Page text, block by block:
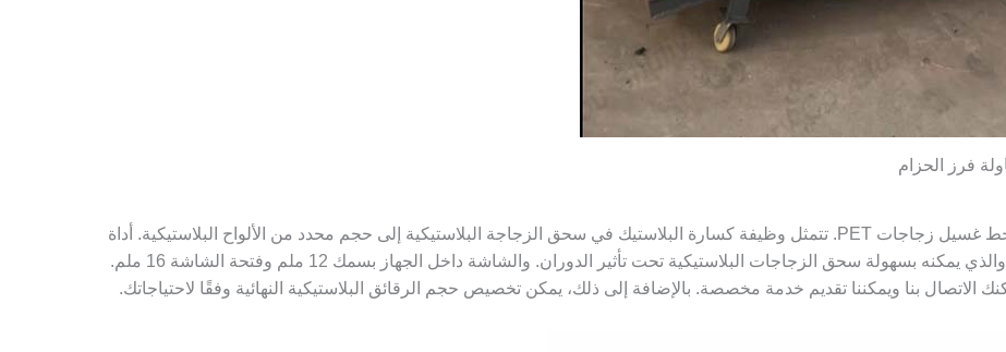
فرز الحزام
تعد كسارة البلاستيك Pet واحدة من أهم الآلات في خط غسيل زجاجات PET. تتمثل وظيفة كسارة البلاستيك في سحق الزجاجة البلاستيكية إلى حجم محدد من الألواح البلاستيكية. أداة
القطع الخاصة بنا مصنوعة من الفولاذ عالي الجودة، والذي يمكنه بسهولة سحق الزجاجات البلاستيكية تحت تأثير الدوران. والشاشة داخل الجهاز بسمك 12 ملم وفتحة الشاشة 16 ملم.
الاتصال بنا ويمكننا تقديم خدمة مخصصة. بالإضافة إلى ذلك، يمكن تخصيص حجم الرقائق البلاستيكية النهائية وفقًا لاحتياجاتك.